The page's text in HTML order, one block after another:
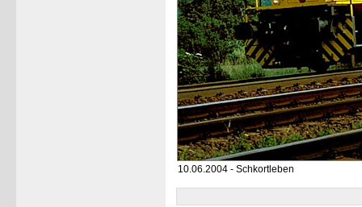
10.06.2004 - Schkortleben